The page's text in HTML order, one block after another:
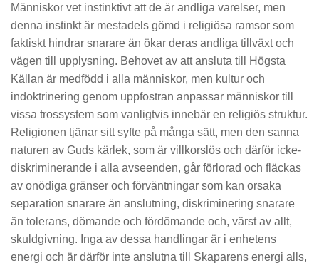
Människor vet instinktivt att de är andliga varelser, men
denna instinkt är mestadels gömd i religiösa ramsor som
faktiskt hindrar snarare än ökar deras andliga tillväxt och
vägen till upplysning. Behovet av att ansluta till Högsta
Källan är medfödd i alla människor, men kultur och
indoktrinering genom uppfostran anpassar människor till
vissa trossystem som vanligtvis innebär en religiös struktur.
Religionen tjänar sitt syfte på många sätt, men den sanna
naturen av Guds kärlek, som är villkorslös och därför icke-
diskriminerande i alla avseenden, går förlorad och fläckas
av onödiga gränser och förväntningar som kan orsaka
separation snarare än anslutning, diskriminering snarare
än tolerans, dömande och fördömande och, värst av allt,
skuldgivning. Inga av dessa handlingar är i enhetens
energi och är därför inte anslutna till Skaparens energi alls,